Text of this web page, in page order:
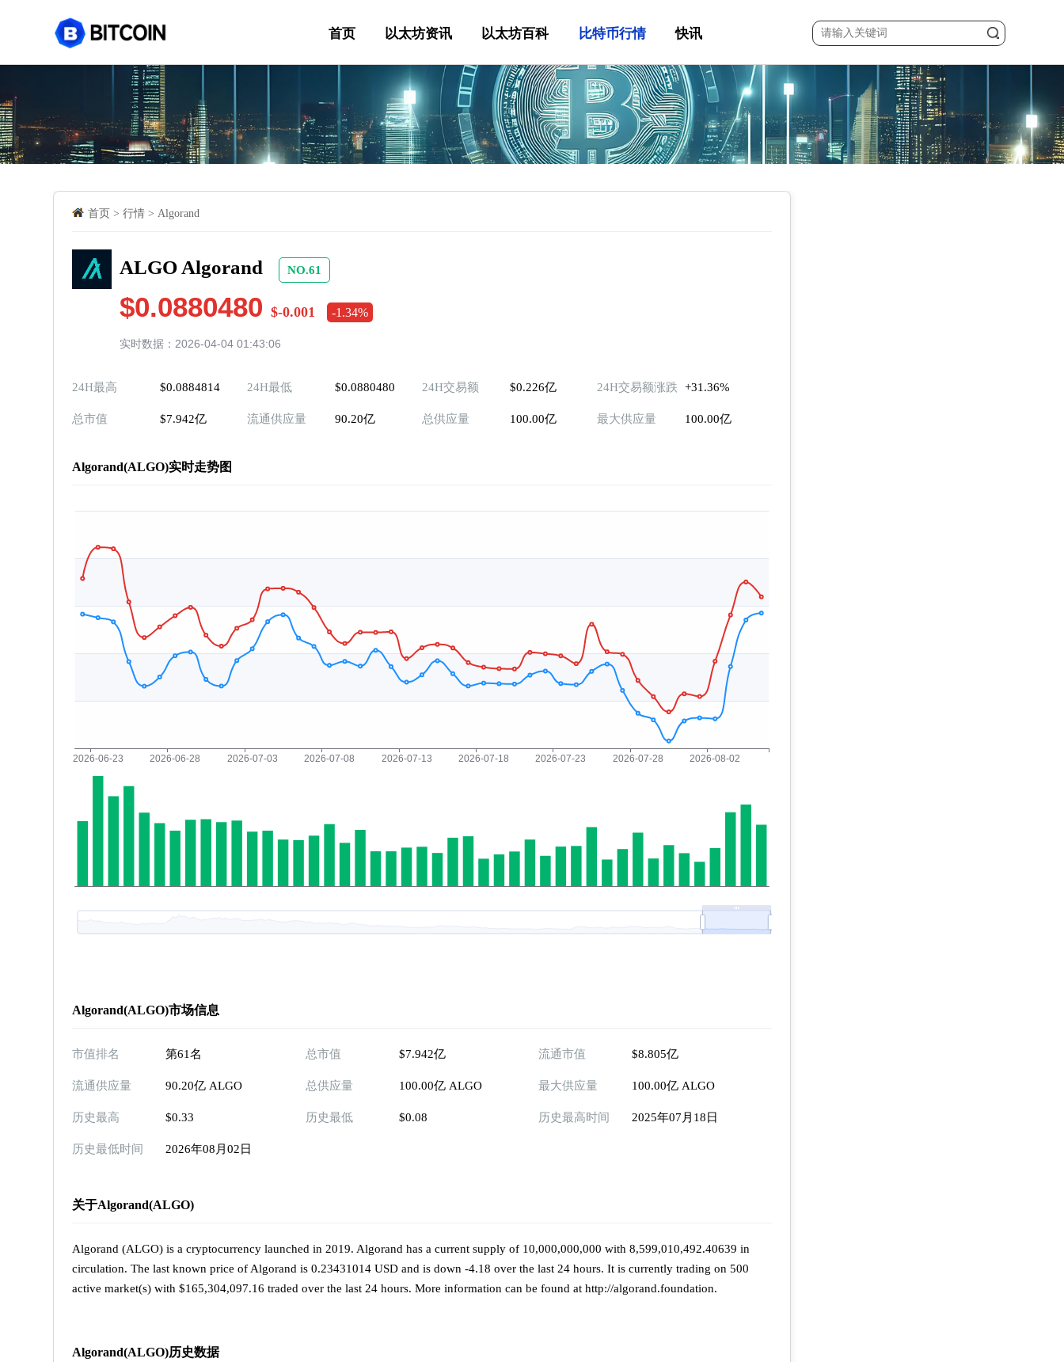
首页 以太坊资讯 以太坊百科 比特币行情 快讯
首页 >行情 >Algorand
ALGO Algorand NO.61
$0.0880480$-0.001 -1.34%
实时数据：2026-04-04 01:43:06
24H最高 $0.0884814 24H最低 $0.0880480 24H交易额 $0.226亿 24H交易额涨跌 +31.36%
总市值 $7.942亿 流通供应量 90.20亿 总供应量 100.00亿 最大供应量 100.00亿
Algorand(ALGO)实时走势图
Algorand(ALGO)市场信息
市值排名 第61名 总市值 $7.942亿 流通市值 $8.805亿
流通供应量 90.20亿 ALGO 总供应量 100.00亿 ALGO 最大供应量 100.00亿 ALGO
历史最高 $0.33 历史最低 $0.08 历史最高时间 2025年07月18日
历史最低时间 2026年08月02日
关于Algorand(ALGO)
Algorand (ALGO) is a cryptocurrency launched in 2019. Algorand has a current supply of 10,000,000,000 with 8,599,010,492.40639 in
circulation. The last known price of Algorand is 0.23431014 USD and is down -4.18 over the last 24 hours. It is currently trading on 500
active market(s) with $165,304,097.16 traded over the last 24 hours. More information can be found at http://algorand.foundation.
Algorand(ALGO)历史数据